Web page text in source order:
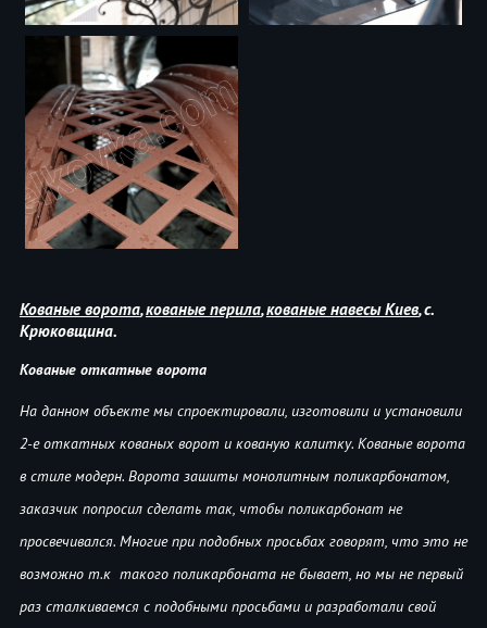
Кованые ворота,кованые перила,кованые навесы Киев, с.
Крюковщина.
Кованые откатные ворота
На данном объекте мы спроектировали, изготовили и установили
2-е откатных кованых ворот и кованую калитку. Кованые ворота
в стиле модерн. Ворота зашиты монолитным поликарбонатом,
заказчик попросил сделать так, чтобы поликарбонат не
просвечивался. Многие при подобных просьбах говорят, что это не
возможно т.к такого поликарбоната не бывает, но мы не первый
раз сталкиваемся с подобными просьбами и разработали свой